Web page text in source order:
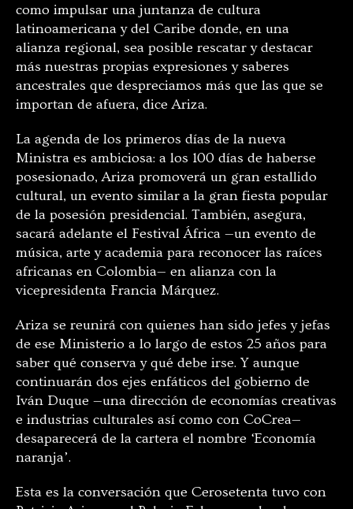
como impulsar una juntanza de cultura
latinoamericana y del Caribe donde, en una
alianza regional, sea posible rescatar y destacar
más nuestras propias expresiones y saberes
ancestrales que despreciamos más que las que se
importan de afuera, dice Ariza.
La agenda de los primeros días de la nueva
Ministra es ambiciosa: a los 100 días de haberse
posesionado, Ariza promoverá un gran estallido
cultural, un evento similar a la gran fiesta popular
de la posesión presidencial. También, asegura,
sacará adelante el Festival África —un evento de
música, arte y academia para reconocer las raíces
africanas en Colombia— en alianza con la
vicepresidenta Francia Márquez.
Ariza se reunirá con quienes han sido jefes y jefas
de ese Ministerio a lo largo de estos 25 años para
saber qué conserva y qué debe irse. Y aunque
continuarán dos ejes enfáticos del gobierno de
Iván Duque —una dirección de economías creativas
e industrias culturales así como con CoCrea—
desaparecerá de la cartera el nombre ‘Economía
naranja’.
Esta es la conversación que Cerosetenta tuvo con